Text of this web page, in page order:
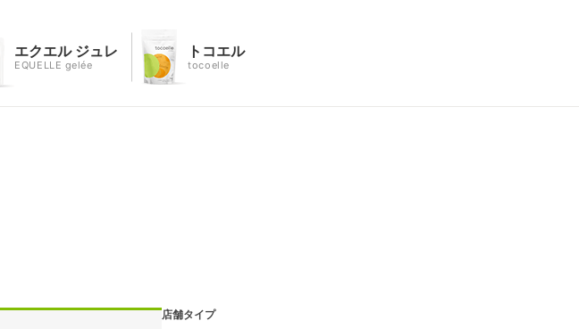
エクエル ジュレ
EQUELLE gelée
トコエル
tocoelle
店舗タイプ